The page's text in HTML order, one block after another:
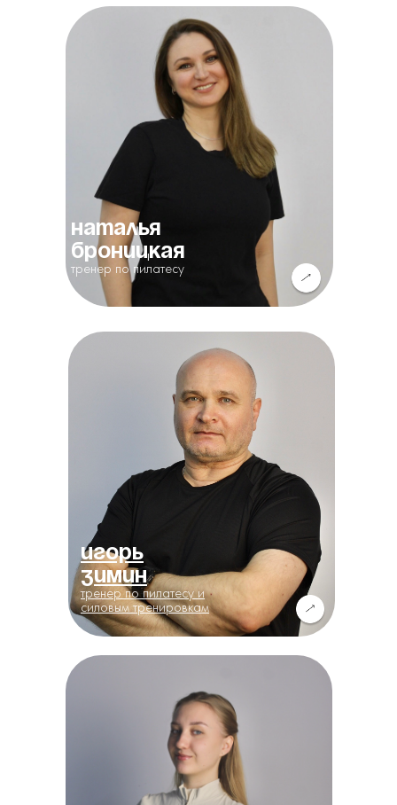
Игорь
Зимин
тренер по пилатесу и
силовым тренировкам
наталья
броницкая
тренер по пилатесу